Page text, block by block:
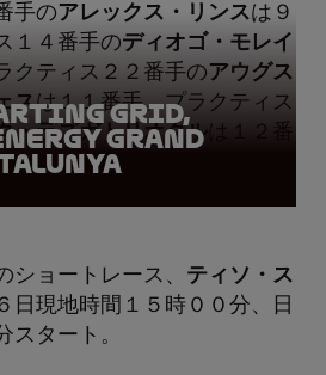
手のアレックス・リンスは９
１４番手のディオゴ・モレイ
クティス２２番手のアウグス
スは１１番手。プラクティス
・ラズガトリオグル は１２番
Grid,
Grand
ショートレース、 ティソ・ス
日現地時間１５時００分、日
スタート。